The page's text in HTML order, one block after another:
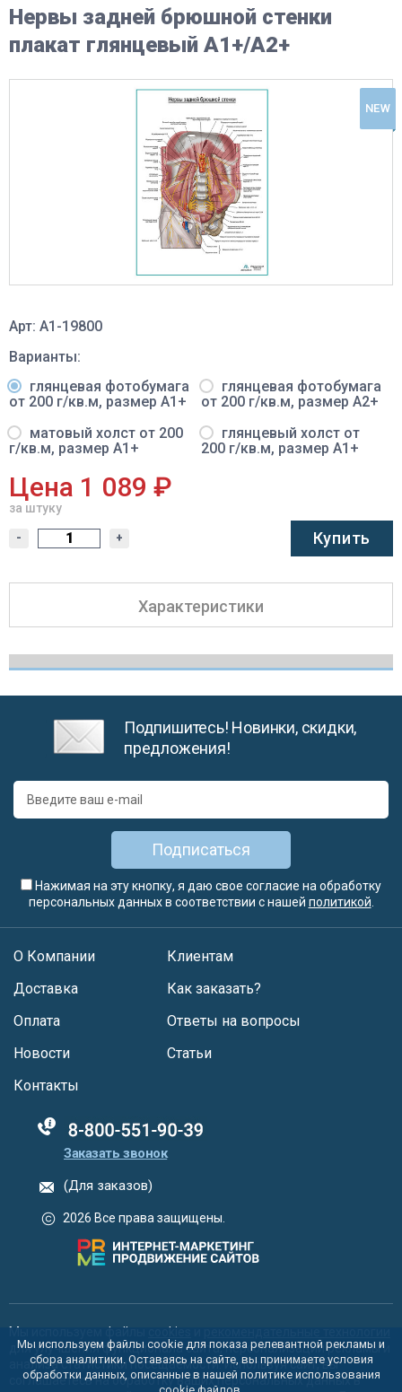
Нервы задней брюшной стенки
плакат глянцевый А1+/А2+
NEW
Арт: A1-19800
Варианты:
глянцевая фотобумага
от 200 г/кв.м, размер A1+
глянцевая фотобумага
от 200 г/кв.м, размер A2+
матовый холст от 200
г/кв.м, размер A1+
глянцевый холст от
200 г/кв.м, размер A1+
Цена 1 089 ₽
за штуку
- + Купить
Характеристики
Подпишитесь! Новинки, скидки,
предложения!
Подписаться
Нажимая на эту кнопку, я даю свое согласие на обработку
персональных данных в соответствии с нашей политикой
О Компании
Доставка
Оплата
Новости
Клиентам
Как заказать?
Ответы на вопросы
Статьи
Контакты
88005555550
Заказать звонок
(Для заказов)
2026 Все права защищены.
Мы используем файлы cookies
для улучшения функционала сайта, персонализации рекламы и
анализа статистики посещаемости. Используя сайт, вы
соглашаетесь на обработку ваших персональных данных в
Мы используем файлы cookie для показа релевантной рекламы и
сбора аналитики. Оставаясь на сайте, вы принимаете условия
обработки данных, описанные в нашей политике использования